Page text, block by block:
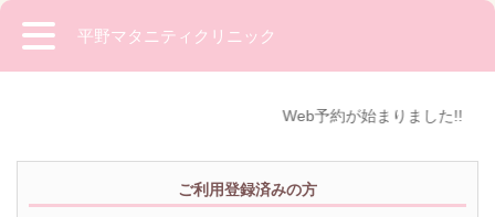
平野マタニティクリニック
Web予約が始まりました!!
ご利用登録済みの方